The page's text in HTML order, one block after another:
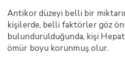
Antikor düzeyi belli bir
kişilerde, belli faktörler göz
bulundurulduğunda, kişi
ömür boyu korunmuş olur.